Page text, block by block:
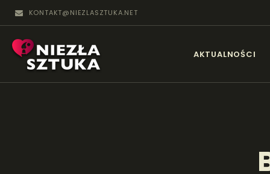
KONTAKT@NIEZLASZTUKA.NET
AKTUALNOŚCI